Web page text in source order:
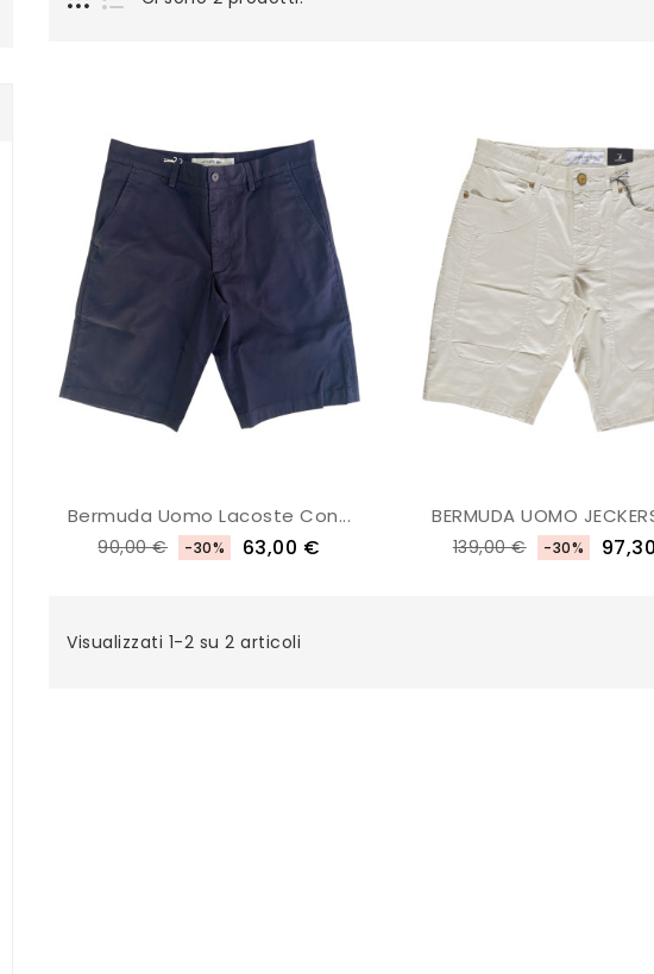
Bermuda Uomo Lacoste Con...
90,00 € -30% 63,00 €
BERMUDA UOMO
139,00 € -30%
Visualizzati 1-2 su 2 articoli